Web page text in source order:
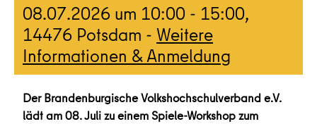
08.07.2026 um 10:00 - 15:00,
14476 Potsdam - Weitere
Informationen & Anmeldung
Der Brandenburgische Volkshochschulverband e.V.
lädt am 08. Juli zu einem Spiele-Workshop zum